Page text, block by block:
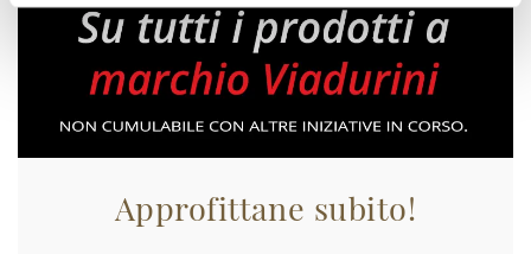
Approfittane subito!